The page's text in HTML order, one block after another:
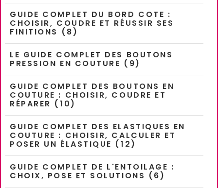
GUIDE COMPLET DU BORD COTE :
CHOISIR, COUDRE ET RÉUSSIR SES
FINITIONS (8)
LE GUIDE COMPLET DES BOUTONS
PRESSION EN COUTURE (9)
GUIDE COMPLET DES BOUTONS EN
COUTURE : CHOISIR, COUDRE ET
RÉPARER (10)
GUIDE COMPLET DES ELASTIQUES EN
COUTURE : CHOISIR, CALCULER ET
POSER UN ÉLASTIQUE (12)
GUIDE COMPLET DE L'ENTOILAGE :
CHOIX, POSE ET SOLUTIONS (6)